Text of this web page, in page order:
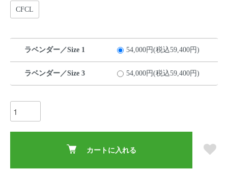
CFCL
ラベンダー／Size 1 54,000円(税込59,400円)
ラベンダー／Size 3 54,000円(税込59,400円)
カートに入れる